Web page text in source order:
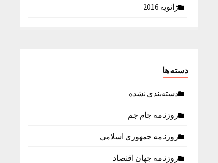
ژانویه 2016
دسته‌ها
دسته‌بندی نشده
روزنامه جام جم
روزنامه جمهوري اسلامي
روزنامه جهان اقتصاد